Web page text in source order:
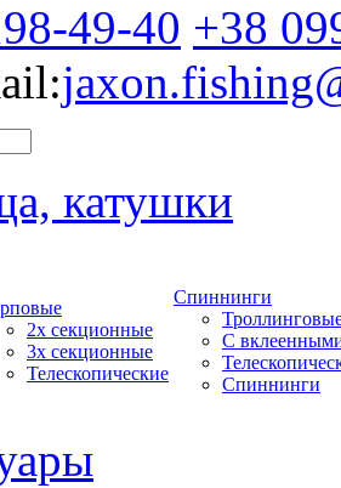
49-40 +38
катушки
2х секционные
3х секционные
Телескопические
Спиннинги
С
Спиннинги